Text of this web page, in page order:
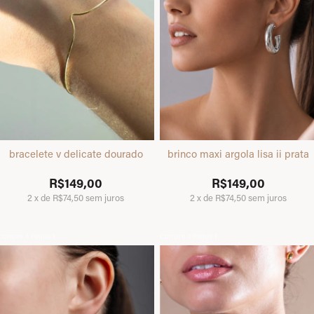
bracelete v delicate dourado
R$149,00
2 xde R$74,50sem juros
brinco maxi argola lisa ii prata
R$149,00
2 xde R$74,50sem juros